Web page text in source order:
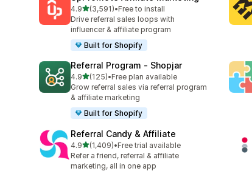
4.9เต็ม 5 ดาว
(3,591)
ทั้งหมด 3591 รีวิว
•Free to install
Drive referral sales loops with
influencer & affiliate program
Built for Shopify
Referral Program ‑ Shopjar
4.9เต็ม 5 ดาว
(125)
ทั้งหมด 125 รีวิว
•Free plan available
Grow referral sales via referral program
& affiliate marketing
Built for Shopify
Referral Candy & Affiliate
4.9เต็ม 5 ดาว
(1,409)
ทั้งหมด 1409 รีวิว
•Free trial available
Refer a friend, referral & affiliate
marketing, all in one app